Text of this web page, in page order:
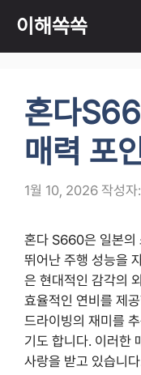
츠
이해쏙쏙
혼다
매력 포
1월 10, 2026 작성자:
혼다 S660은 일본의
뛰어난 주행 성능을
은 현대적인 감각의
효율적인 연비를 제
드라이빙의 재미를
기도 합니다. 이러한
사랑을 받고 있습니